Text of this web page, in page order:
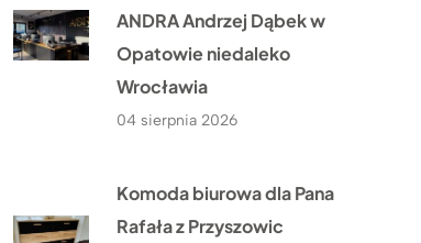
ANDRA Andrzej Dąbek w
Opatowie niedaleko
Wrocławia
04 sierpnia 2026
Komoda biurowa dla Pana
Rafała z Przyszowic